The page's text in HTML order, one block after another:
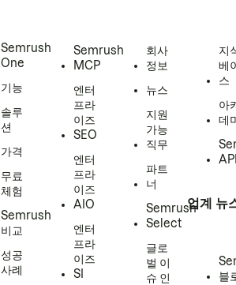
Semrush
One
기능
솔루
션
가격
무료
체험
Semrush
비교
성공
사례
Semrush
MCP
엔터
프라
이즈
SEO
엔터
프라
이즈
AIO
엔터
프라
이즈
SI
회사
정보
뉴스
지원
가능
직무
파트
너
Semrush
Select
글로
벌 이
슈 인
지
베
스
아
데
업계 뉴
블